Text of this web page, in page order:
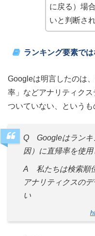
に戻る）場
いと判断さ
ランキング要素で
Googleは明言したのは
率」などアナリティク
ついていない、というも
Q Googleはランキ
因）に直帰率を使用
A 私たちは検索順
アナリティクスの
い